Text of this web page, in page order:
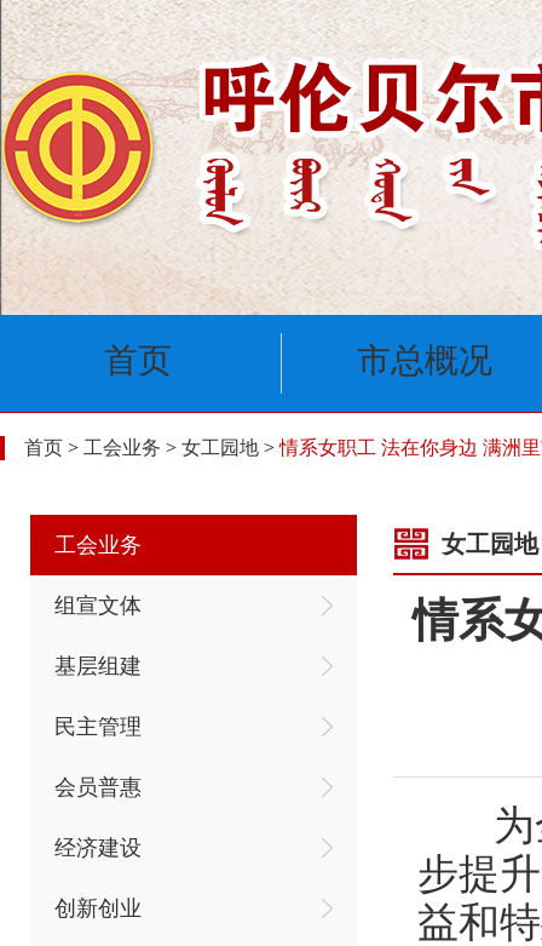
首页 市总概况
首页 > 工会业务 > 女工园地 >情系女职工 法在你身边 满洲
工会业务
组宣文体
基层组建
民主管理
会员普惠
经济建设
创新创业
女工园地
情系
为全
步提
益和